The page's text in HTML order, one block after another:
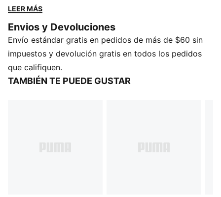
absorbe la humedad y ayuda a mantenerte seca. La
con una cinta decorativa PUMA, para que te sientas
segura y hagas una declaración de estilo en cada
repetición.
CARACTERÍSTICAS Y BENEFICIOS
dryCELL: Tecnología de alto rendimiento, diseñada
LEER MÁS
Envios y Devoluciones
Envío estándar gratis en pedidos de más de $60 sin
impuestos y devolución gratis en todos los pedidos
que califiquen.
TAMBIÉN TE PUEDE GUSTAR